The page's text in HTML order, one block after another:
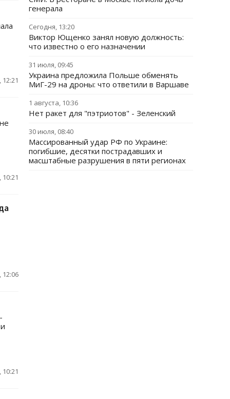
12:06
генерала
Сегодня, 13:20
Виктор Ющенко занял новую должность:
что известно о его назначении
31 июля, 09:45
Украина предложила Польше обменять
МиГ-29 на дроны: что ответили в Варшаве
1 августа, 10:36
Нет ракет для "пэтриотов" - Зеленский
30 июля, 08:40
Массированный удар РФ по Украине:
погибшие, десятки пострадавших и
масштабные разрушения в пяти регионах